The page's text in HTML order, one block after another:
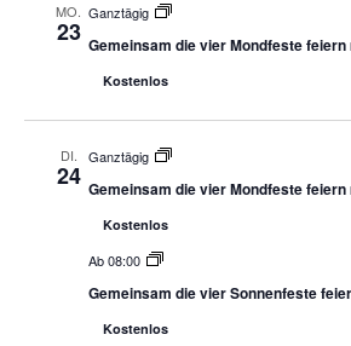
MO.
23
Ganztägig
Gemeinsam die vier Mondfeste
Kostenlos
DI.
24
Ganztägig
Gemeinsam die vier Mondfeste
Kostenlos
Ab 08:00
Gemeinsam die vier Sonnenfeste
Kostenlos